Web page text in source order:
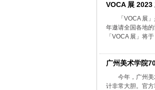
VOCA 展 2023
「VOCA 展
年邀请全国各地
「VOCA 展」将
广州美术学院
今年，广州
计非常大胆。官